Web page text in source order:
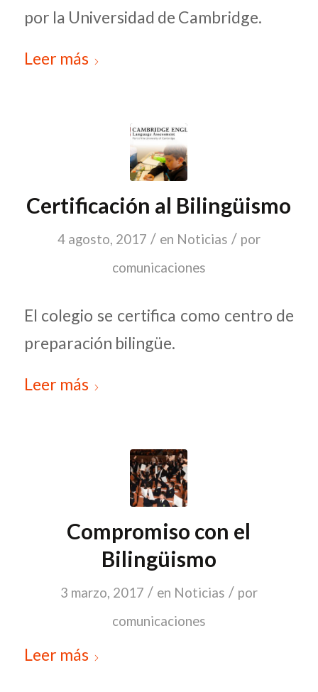
por la Universidad de Cambridge.
Leer más
Certificación al Bilingüismo
4 agosto, 2017 / en Noticias / por
comunicaciones
El colegio se certifica como centro de
preparación bilingüe.
Leer más
Compromiso con el
Bilingüismo
3 marzo, 2017 / en Noticias / por
comunicaciones
Leer más